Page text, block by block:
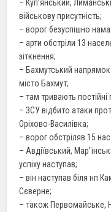
– Куп’янський,
військову присутність;
– ворог безуспішно
– арти обстріли 13
зіткнення;
– Бахмутський
місто Бахмут;
– там тривають постійні
– ЗСУ відбито атаки
Оріхово-Василівка;
– ворог обстріляв 15
– Авдіївський,
успіху наступав;
– він наступав біля нп
Сєверне;
– також Первомайське,